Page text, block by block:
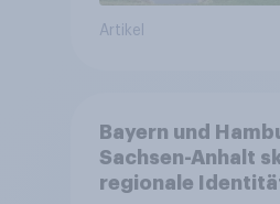
Artikel
Bayern und
Sachsen-Anhalt
regionale